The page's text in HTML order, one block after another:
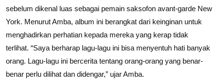
sebelum dikenal luas sebagai pemain saksofon avant-garde New
York. Menurut Amba, album ini berangkat dari keinginan untuk
menghadirkan perhatian kepada mereka yang kerap tidak
terlihat. “Saya berharap lagu-lagu ini bisa menyentuh hati banyak
orang. Lagu-lagu ini bercerita tentang orang-orang yang benar-
benar perlu dilihat dan didengar,” ujar Amba.